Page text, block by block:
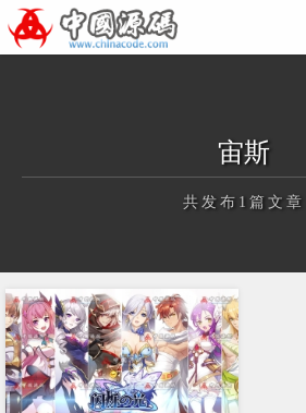
宙斯
共发布1篇文章
正在为您加载新内容